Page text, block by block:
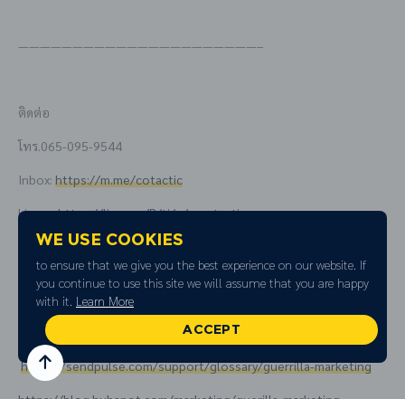
——————————————————————–
ติดต่อ
โทร.065-095-9544
Inbox: https://m.me/cotactic
Line@:https://line.me/R/ti/p/@cotactic
ขอบคุณแหล่งที่มาข้อมูล
https://www.businessnewsdaily.com/2174-guerilla-marketing-
wrong.html
https://sendpulse.com/support/glossary/guerrilla-marketing
We use cookies
to ensure that we give you the best experience on our website. If
you continue to use this site we will assume that you are happy
with it. Learn More
ACCEPT